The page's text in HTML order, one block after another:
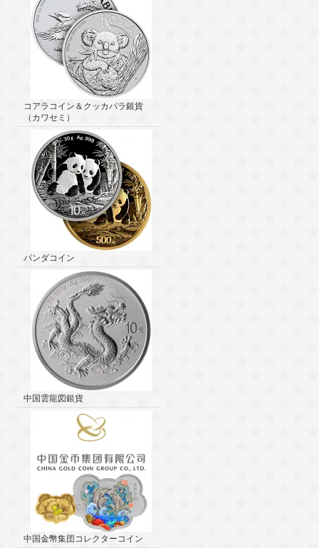
コアラコイン＆クッカバラ銀貨
（カワセミ）
パンダコイン
中国雲龍図銀貨
中国金幣集団コレクターコイン